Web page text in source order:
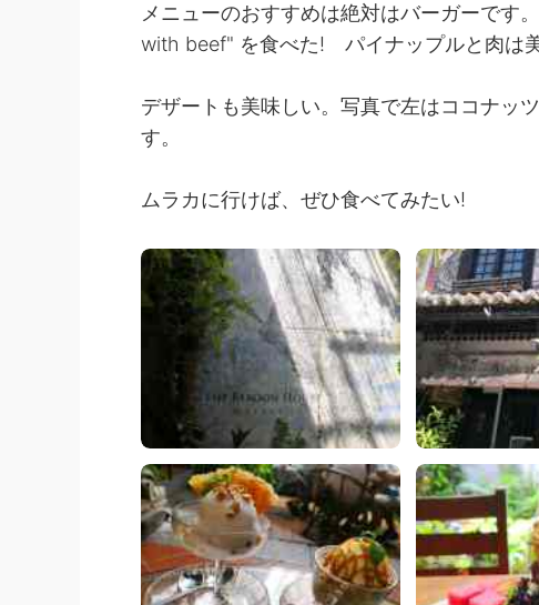
メニューのおすすめは絶対はバーガーです
with beef" を食べた! パイナップルと肉は
デザートも美味しい。写真で左はココナッ
す。
ムラカに行けば、ぜひ食べてみたい!